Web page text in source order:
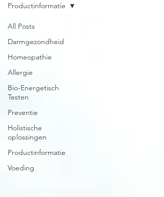
All Posts
Darmgezondheid
Homeopathie
Allergie
Bio-Energetisch
Testen
Preventie
Holistische
oplossingen
Productinformatie
Voeding
Productinformatie